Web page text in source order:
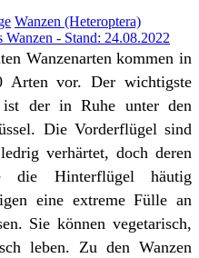
Wanzen (Heteroptera)
- Stand: 24.08.2022
Wanzenarten kommen in
Arten vor. Der wichtigste
ist der in Ruhe unter den
Die Vorderflügel sind
verhärtet, doch deren
Hinterflügel häutig
eine extreme Fülle an
Sie können vegetarisch,
leben. Zu den Wanzen